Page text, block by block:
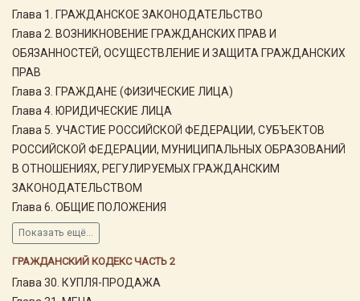
Глава 1. ГРАЖДАНСКОЕ ЗАКОНОДАТЕЛЬСТВО
Глава 2. ВОЗНИКНОВЕНИЕ ГРАЖДАНСКИХ ПРАВ И
ОБЯЗАННОСТЕЙ, ОСУЩЕСТВЛЕНИЕ И ЗАЩИТА ГРАЖДАНСКИХ
ПРАВ
Глава 3. ГРАЖДАНЕ (ФИЗИЧЕСКИЕ ЛИЦА)
Глава 4. ЮРИДИЧЕСКИЕ ЛИЦА
Глава 5. УЧАСТИЕ РОССИЙСКОЙ ФЕДЕРАЦИИ, СУБЪЕКТОВ
РОССИЙСКОЙ ФЕДЕРАЦИИ, МУНИЦИПАЛЬНЫХ ОБРАЗОВАНИЙ
В ОТНОШЕНИЯХ, РЕГУЛИРУЕМЫХ ГРАЖДАНСКИМ
ЗАКОНОДАТЕЛЬСТВОМ
Глава 6. ОБЩИЕ ПОЛОЖЕНИЯ
Показать ещё...
ГРАЖДАНСКИЙ КОДЕКС ЧАСТЬ 2
Глава 30. КУПЛЯ-ПРОДАЖА